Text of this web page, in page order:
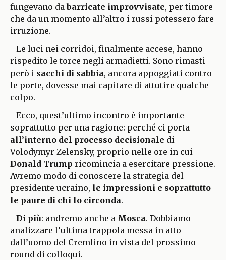
fungevano dabarricate improvvisate, per timore
che da un momento all’altro i russi potessero fare
irruzione.
Le luci nei corridoi, finalmente accese, hanno
rispedito le torce negli armadietti. Sono rimasti
però i sacchi di sabbia, ancora appoggiati contro
le porte, dovesse mai capitare di attutire qualche
colpo.
Ecco, quest’ultimo incontro è importante
soprattutto per una ragione: perché ci porta
all’interno del processo decisionale di
Volodymyr Zelensky, proprio nelle ore in cui
Donald Trump ricomincia a esercitare pressione.
Avremo modo di conoscere la strategia del
presidente ucraino, le impressioni e soprattutto
le paure di chi lo circonda.
Di più: andremo anche a Mosca. Dobbiamo
analizzare l’ultima trappola messa in atto
dall’uomo del Cremlino in vista del prossimo
round di colloqui.